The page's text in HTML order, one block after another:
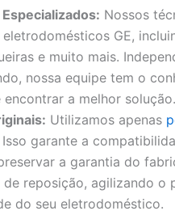
Nossos
eletrodomésticos GE,
e muito mais.
nossa equipe tem o
encontrar a melhor solução.
Utilizamos apenas
garante a
a garantia do
de reposição, agilizando
do seu eletrodoméstico.